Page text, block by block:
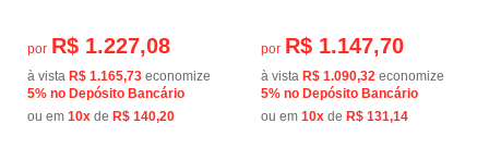
por R$ 1.227,08
à vista R$ 1.165,73 economize
5% no Depósito Bancário
ou em 10x de R$ 140,20
por R$ 1.147,70
à vista R$ 1.090,32 economize
5% no Depósito Bancário
ou em 10x de R$ 131,14